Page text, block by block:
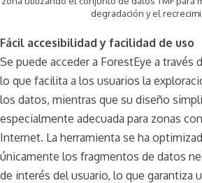
degradación y el
Fácil accesibilidad y facilidad de uso
Se puede acceder a ForestEye a través
lo que facilita a los usuarios la
los datos, mientras que su diseño
especialmente adecuada para zonas
Internet. La herramienta se ha
únicamente los fragmentos de datos
de interés del usuario, lo que garantiza